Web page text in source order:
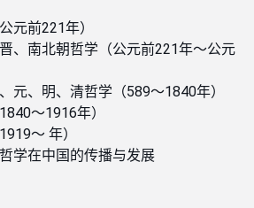
元前221年）
、南北朝哲学（公元前221年～公元
元、明、清哲学（589～1840年）
～1916年）
～ 年）
学在中国的传播与发展